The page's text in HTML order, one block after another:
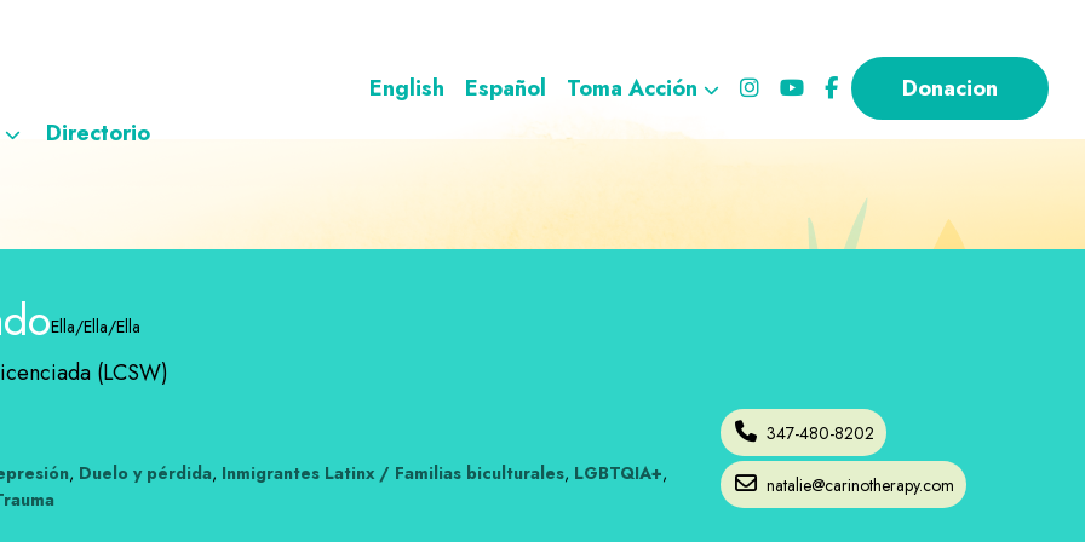
English Español Toma Acción
Donacion
Directorio
Ella/Ella/Ella
(LCSW)
, Duelo y pérdida, Inmigrantes Latinx / Familias biculturales, LGBTQIA+,
347-480-8202
natalie@carinotherapy.com